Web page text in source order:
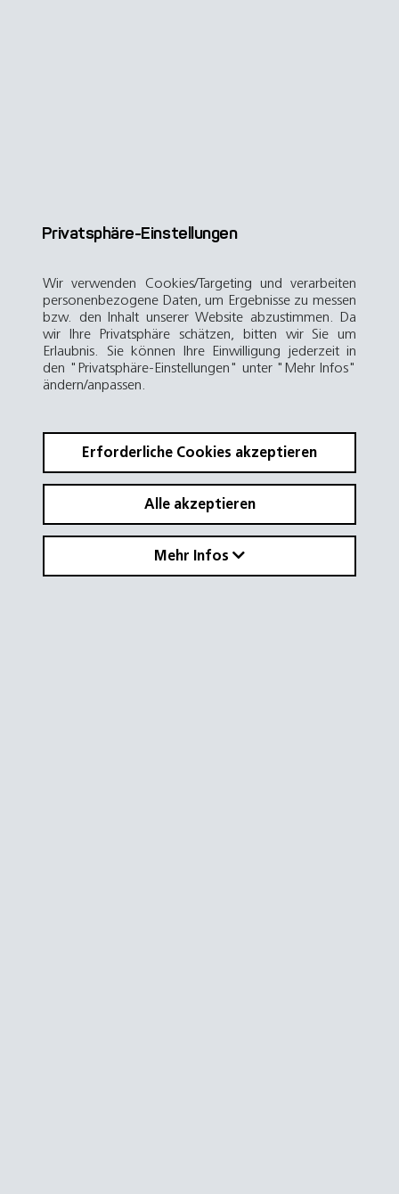
Privatsphäre-Einstellungen
Wir verwenden Cookies/Targeting und verarbeiten
personenbezogene Daten, um Ergebnisse zu messen
bzw. den Inhalt unserer Website abzustimmen. Da
wir Ihre Privatsphäre schätzen, bitten wir Sie um
Erlaubnis. Sie können Ihre Einwilligung jederzeit in
den "Privatsphäre-Einstellungen" unter "Mehr Infos"
ändern/anpassen.
Erforderliche Cookies akzeptieren
Alle akzeptieren
Mehr Infos